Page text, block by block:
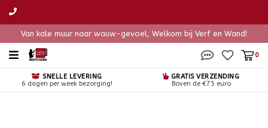
Van kale muur naar wauw-gevoel, Welkom bij Verf en Wand!
0
SNELLE LEVERING
6 dagen per week bezorging!
GRATIS VERZENDING
Boven de €75 euro